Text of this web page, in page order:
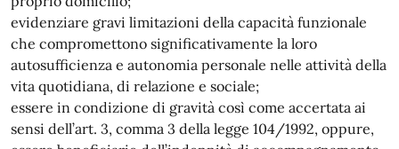
evidenziare gravi limitazioni della capacità funzionale
che compromettono significativamente la loro
autosufficienza e autonomia personale nelle attività della
vita quotidiana, di relazione e sociale;
essere in condizione di gravità così come accertata ai
sensi dell’art. 3, comma 3 della legge 104/1992, oppure,